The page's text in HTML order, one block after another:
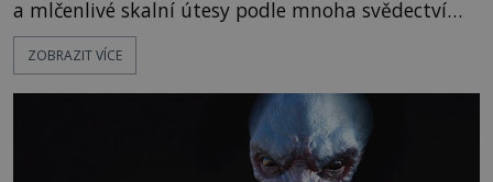
a mlčenlivé skalní útesy podle mnoha svědectví
fungují jako anomální zóny, kde selhává lidské
vnímání času i prostoru. Geologické anomálie hory
badatelé zde odkrývají indicie, které propojují
prastaré pohanské kulty, keltské svatyně a zprávy
ZOBRAZIT VÍCE